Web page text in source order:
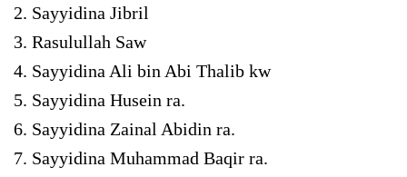
2. Sayyidina Jibril
3. Rasulullah Saw
4. Sayyidina Ali bin Abi Thalib kw
5. Sayyidina Husein ra.
6. Sayyidina Zainal Abidin ra.
7. Sayyidina Muhammad Baqir ra.